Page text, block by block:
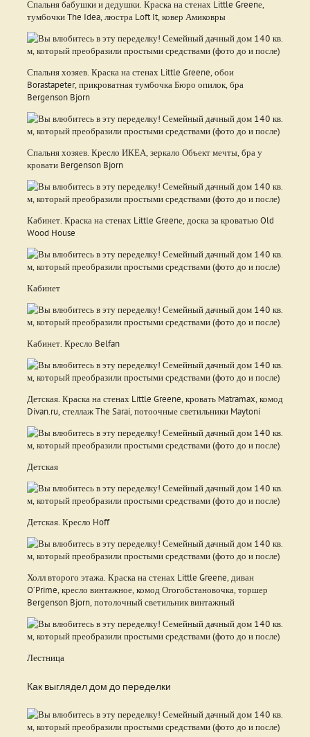
Спальня бабушки и дедушки. Краска на стенах Little Greenе,
тумбочки The Idea, люстра Loft It, ковер Амиковры
Спальня хозяев. Краска на стенах Little Greene, обои
Borastapeter, прикроватная тумбочка Бюро опилок, бра
Bergenson Bjorn
Спальня хозяев. Кресло ИКЕА, зеркало Объект мечты, бра у
кровати Bergenson Bjorn
Кабинет. Краска на стенах Little Greenе, доска за кроватью Old
Wood House
Кабинет
Кабинет. Кресло Belfan
Детская. Краска на стенах Little Greene, кровать Matramax, комод
Divan.ru, стеллаж The Sarai, потоочные светильники Maytoni
Детская
Детская. Кресло Hoff
Холл второго этажа. Краска на стенах Little Greene, диван
O’Prime, кресло винтажное, комод Огогобстановочка, торшер
Bergenson Bjorn, потолочный светильник винтажный
Лестница
Как выглядел дом до переделки